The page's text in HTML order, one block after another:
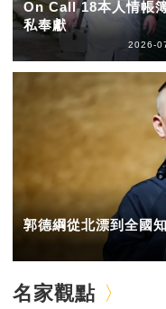
On Call 18本人情帳
私奉獻
2026-
郭德綱從北漂到全國
名家觀點